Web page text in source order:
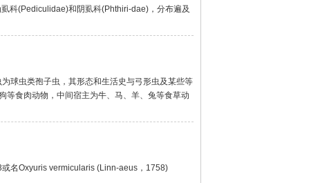
科(Pediculidae)和阴虱科(Phthiri-dae)，分布遍及
球虫类孢子虫，其形态和生活史与弓形虫及某些等
等食肉动物，中间宿主为牛、马、羊、兔等食草动
名Oxyuris vermicularis (Linn-aeus，1758)